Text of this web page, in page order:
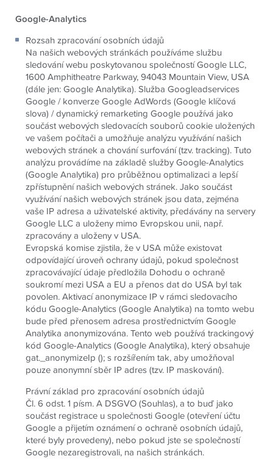
Google-Analytics
Rozsah zpracování osobních údajů
Na našich webových stránkách používáme službu
sledování webu poskytovanou společností Google LLC,
1600 Amphitheatre Parkway, 94043 Mountain View, USA
(dále jen: Google Analytika). Služba Googleadservices
Google / konverze Google AdWords (Google klíčová
slova) / dynamický remarketing Google používá jako
součást webových sledovacích souborů cookie uložených
ve vašem počítači a umožňuje analýzu využívání našich
webových stránek a chování surfování (tzv. tracking). Tuto
analýzu provádíme na základě služby Google-Analytics
(Google Analytika) pro průběžnou optimalizaci a lepší
zpřístupnění našich webových stránek. Jako součást
využívání našich webových stránek jsou data, zejména
vaše IP adresa a uživatelské aktivity, předávány na servery
Google LLC a uloženy mimo Evropskou unii, např.
zpracovány a uloženy v USA.
Evropská komise zjistila, že v USA může existovat
odpovídající úroveň ochrany údajů, pokud společnost
zpracovávající údaje předložila Dohodu o ochraně
soukromí mezi USA a EU a přenos dat do USA byl tak
povolen. Aktivací anonymizace IP v rámci sledovacího
kódu Google-Analytics (Google Analytika) na tomto webu
bude před přenosem adresa prostřednictvím Google
Analytika anonymizována. Tento web používá trackingový
kód Google-Analytics (Google Analytika), který obsahuje
gat._anonymizeIp (); s rozšířením tak, aby umožňoval
pouze anonymní sběr IP adres (tzv. IP maskování).
Právní základ pro zpracování osobních údajů
Čl. 6 odst. 1 písm. A DSGVO (Souhlas), a to buď jako
součást registrace u společnosti Google (otevření účtu
Google a přijetím oznámení o ochraně osobních údajů,
které byly provedeny), nebo pokud jste se společností
Google nezaregistrovali, na našich stránkách.